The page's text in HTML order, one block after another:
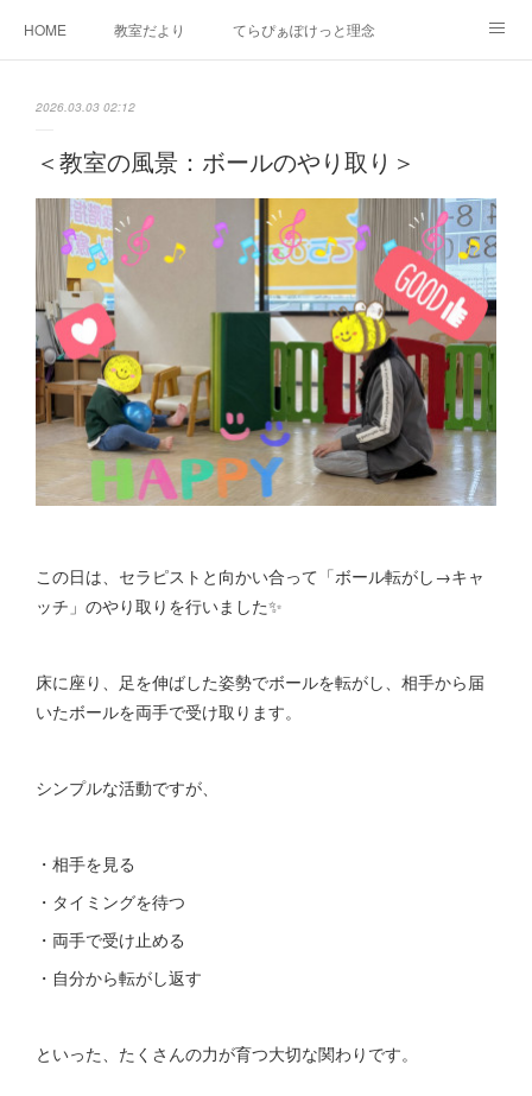
HOME 教室だより てらぴぁぽけっと理念
2026.03.03 02:12
＜教室の風景：ボールのやり取り＞
この日は、セラピストと向かい合って「ボール転がし→キャ
ッチ」のやり取りを行いました✨️
床に座り、足を伸ばした姿勢でボールを転がし、相手から届
いたボールを両手で受け取ります。
シンプルな活動ですが、
・相手を見る
・タイミングを待つ
・両手で受け止める
・自分から転がし返す
といった、たくさんの力が育つ大切な関わりです。